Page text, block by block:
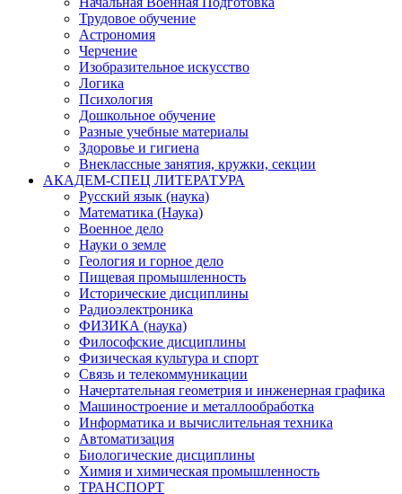
Трудовое обучение
Астрономия
Черчение
Изобразительное искусство
Логика
Психология
Дошкольное обучение
Разные учебные материалы
Здоровье и гигиена
Внеклассные занятия, кружки, секции
АКАДЕМ-СПЕЦ ЛИТЕРАТУРА
Русский язык (наука)
Математика (Наука)
Военное дело
Науки о земле
Геология и горное дело
Пищевая промышленность
Исторические дисциплины
Радиоэлектроника
ФИЗИКА (наука)
Философские дисциплины
Физическая культура и спорт
Связь и телекоммуникации
Начертательная геометрия и инженерная графика
Машиностроение и металлообработка
Информатика и вычислительная техника
Автоматизация
Биологические дисциплины
Химия и химическая промышленность
ТРАНСПОРТ